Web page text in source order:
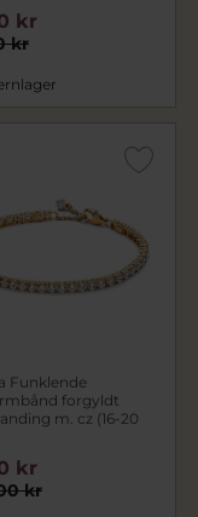
kr
kr
Funklende
forgyldt
m. cz (16-20
kr
kr